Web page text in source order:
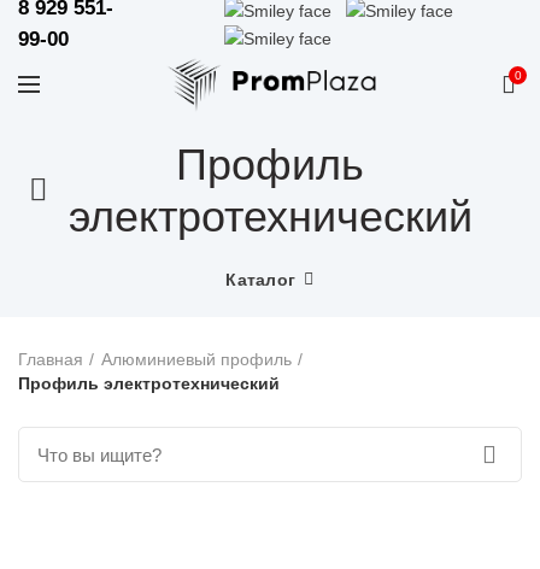
8 929 551-
99-00
0
Профиль
электротехнический
Каталог
Главная
Алюминиевый профиль
Профиль электротехнический